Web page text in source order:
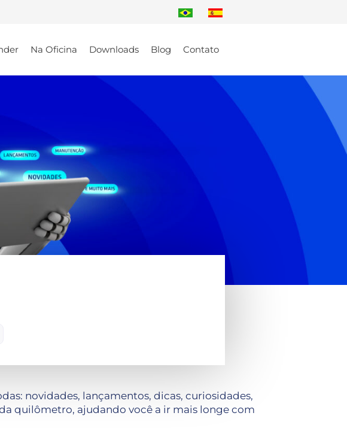
Na Oficina Downloads Blog Contato
novidades, lançamentos, dicas, curiosidades,
quilômetro, ajudando você a ir mais longe com